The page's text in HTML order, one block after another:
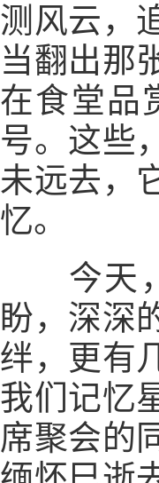
测风云，
当翻出那
在食堂品
号。这些
未远去，
忆。
今天
盼，深深
绊，更有
我们记忆
席聚会的